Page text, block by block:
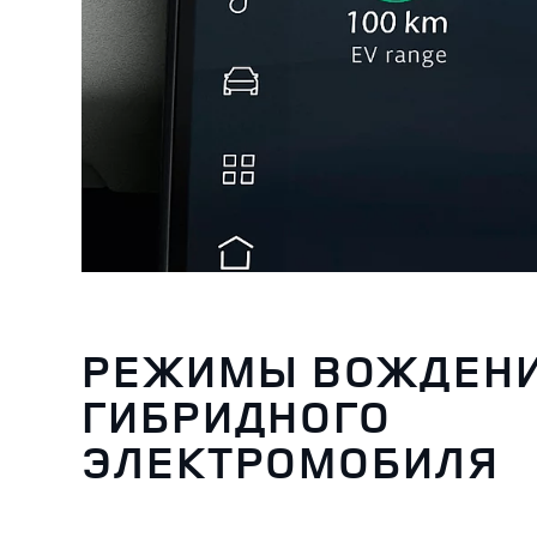
РЕЖИМЫ
ГИБРИДНОГО
ЭЛЕКТРОМОБИЛЯ